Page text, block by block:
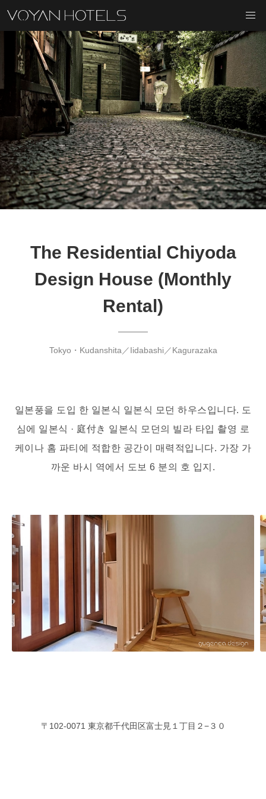
The Residential Chiyoda
Design House (Monthly
Rental)
Tokyo・Kudanshita／Iidabashi／Kagurazaka
일본풍을 도입 한 일본식 일본식 모던 하우스입니다. 도
심에 일본식 · 庭付き 일본식 모던의 빌라 타입 촬영 로
케이나 홈 파티에 적합한 공간이 매력적입니다. 가장 가
까운 바시 역에서 도보 6 분의 호 입지.
〒102-0071 東京都千代田区富士見１丁目２−３０